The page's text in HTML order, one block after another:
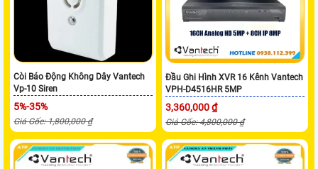
Còi Báo Động Không Dây Vantech
Vp-10 Siren
5%-35%
Giá Gốc: 1,800,000 ₫
Đầu Ghi Hình XVR 16 Kênh Vantech
VPH-D4516HR 5MP
3,360,000 ₫
Giá Gốc: 4,800,000 ₫